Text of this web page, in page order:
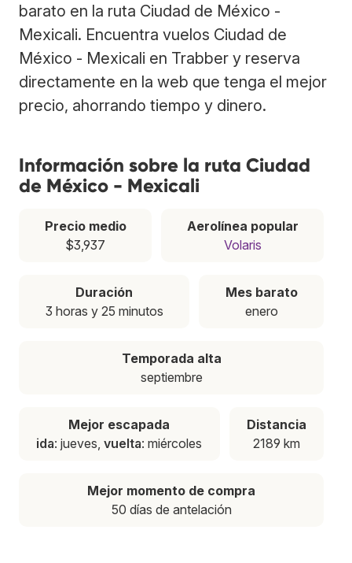
barato en la ruta Ciudad de México -
Mexicali. Encuentra vuelos Ciudad de
México - Mexicali en Trabber y reserva
directamente en la web que tenga el mejor
precio, ahorrando tiempo y dinero.
Información sobre la ruta Ciudad
de México - Mexicali
Precio medio
$3,937
Aerolínea popular
Volaris
Duración
3 horas y 25 minutos
Mes barato
enero
Temporada alta
septiembre
Mejor escapada
ida: jueves,vuelta: miércoles
Distancia
2189 km
Mejor momento de compra
50 días de antelación